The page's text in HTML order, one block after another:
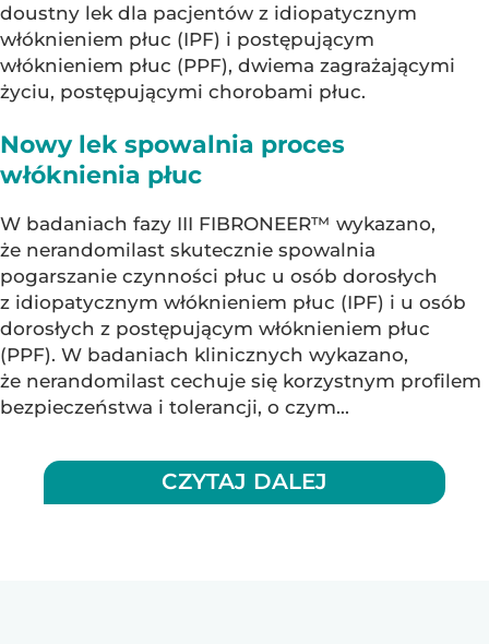
doustny lek dla pacjentów z idiopatycznym
włóknieniem płuc (IPF) i postępującym
włóknieniem płuc (PPF), dwiema zagrażającymi
życiu, postępującymi chorobami płuc.
Nowy lek spowalnia proces
włóknienia płuc
W badaniach fazy III FIBRONEER™ wykazano,
że nerandomilast skutecznie spowalnia
pogarszanie czynności płuc u osób dorosłych
z idiopatycznym włóknieniem płuc (IPF) i u osób
dorosłych z postępującym włóknieniem płuc
(PPF). W badaniach klinicznych wykazano,
że nerandomilast cechuje się korzystnym profilem
bezpieczeństwa i tolerancji, o czym...
CZYTAJ DALEJ